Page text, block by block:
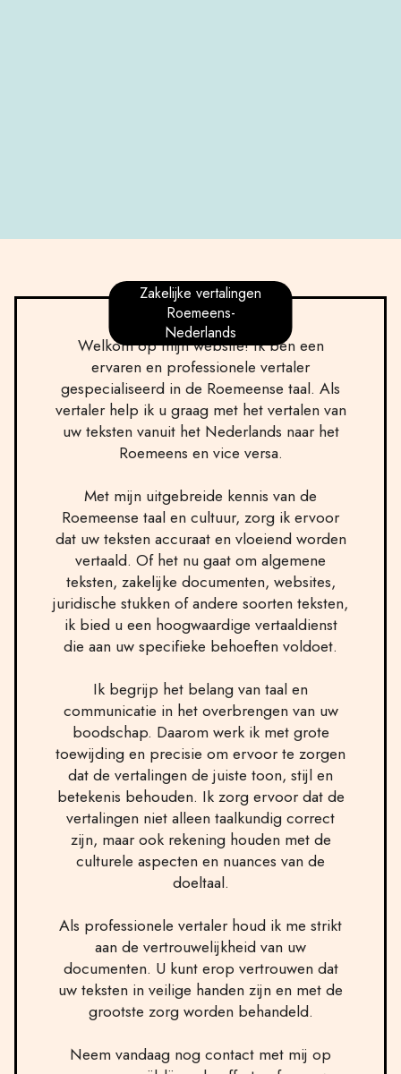
Zakelijke vertalingen
Roemeens-
Nederlands
Welkom op mijn website! Ik ben een
ervaren en professionele vertaler
gespecialiseerd in de Roemeense taal. Als
vertaler help ik u graag met het vertalen van
uw teksten vanuit het Nederlands naar het
Roemeens en vice versa.
Met mijn uitgebreide kennis van de
Roemeense taal en cultuur, zorg ik ervoor
dat uw teksten accuraat en vloeiend worden
vertaald. Of het nu gaat om algemene
teksten, zakelijke documenten, websites,
juridische stukken of andere soorten teksten,
ik bied u een hoogwaardige vertaaldienst
die aan uw specifieke behoeften voldoet.
Ik begrijp het belang van taal en
communicatie in het overbrengen van uw
boodschap. Daarom werk ik met grote
toewijding en precisie om ervoor te zorgen
dat de vertalingen de juiste toon, stijl en
betekenis behouden. Ik zorg ervoor dat de
vertalingen niet alleen taalkundig correct
zijn, maar ook rekening houden met de
culturele aspecten en nuances van de
doeltaal.
Als professionele vertaler houd ik me strikt
aan de vertrouwelijkheid van uw
documenten. U kunt erop vertrouwen dat
uw teksten in veilige handen zijn en met de
grootste zorg worden behandeld.
Neem vandaag nog contact met mij op